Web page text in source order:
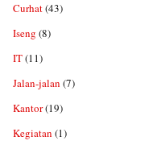
Curhat(43)
Iseng (8)
IT(11)
Jalan-jalan (7)
Kantor(19)
Kegiatan (1)